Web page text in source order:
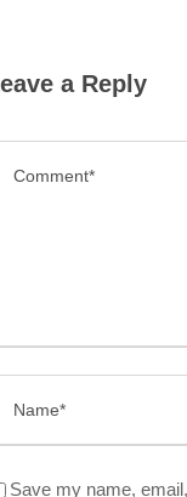
a Reply
Save my name,